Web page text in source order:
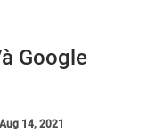
Google
Aug 14, 2021